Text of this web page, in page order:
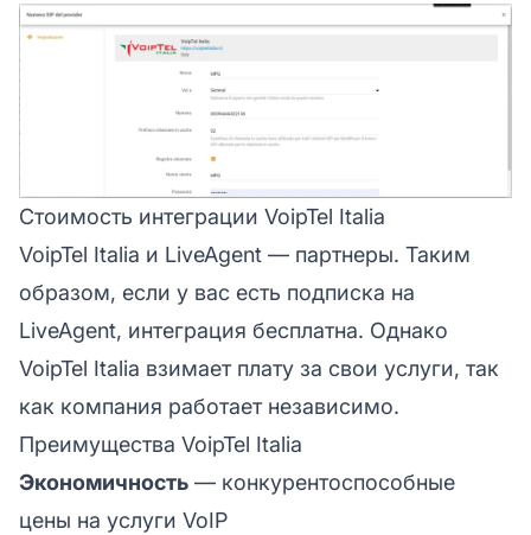
Стоимость интеграции VoipTel Italia
VoipTel Italia и LiveAgent — партнеры. Таким
образом, если у вас есть подписка на
LiveAgent, интеграция бесплатна. Однако
VoipTel Italia взимает плату за свои услуги, так
как компания работает независимо.
Преимущества VoipTel Italia
Экономичность — конкурентоспособные
цены на услуги VoIP